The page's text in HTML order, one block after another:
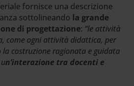
fornisce una descrizione
sottolineando la grande
di progettazione: “le attività
come ogni attività didattica, per
la costruzione ragionata e guidata
n’interazione tra docenti e